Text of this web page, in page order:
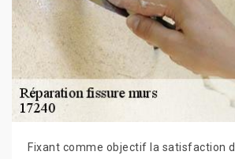
Fixant comme objectif la satisfaction